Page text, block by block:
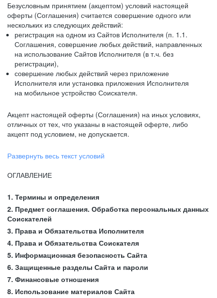
Безусловным принятием (акцептом) условий настоящей
оферты (Соглашения) считается совершение одного или
нескольких из следующих действий:
регистрация на одном из Сайтов Исполнителя (п. 1.1.
Соглашения, совершение любых действий, направленных
на использование Сайтов Исполнителя (в т.ч. без
регистрации),
совершение любых действий через приложение
Исполнителя или установка приложения Исполнителя
на мобильное устройство Соискателя.
Акцепт настоящей оферты (Соглашения) на иных условиях,
отличных от тех, что указаны в настоящей оферте, либо
акцепт под условием, не допускается.
Развернуть весь текст условий
ОГЛАВЛЕНИЕ
1. Термины и определения
2. Предмет соглашения. Обработка персональных данных
Соискателей
3. Права и Обязательства Исполнителя
4. Права и Обязательства Соискателя
5. Информационная безопасность Сайта
6. Защищенные разделы Сайта и пароли
7. Финансовые отношения
8. Использование материалов Сайта